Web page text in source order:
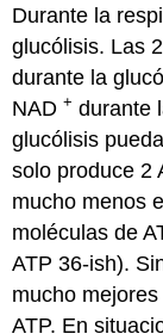
Durante la
glucólisis. Las
durante la
NAD+ durante
glucólisis
solo produce 2
mucho menos
moléculas de
ATP 36-ish).
mucho
ATP. En